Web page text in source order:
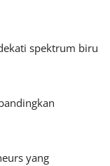
spektrum biru
yang